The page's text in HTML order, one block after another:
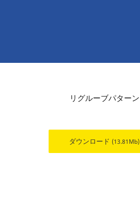
リグルーブパターン
ダウンロード(13.81Mb)